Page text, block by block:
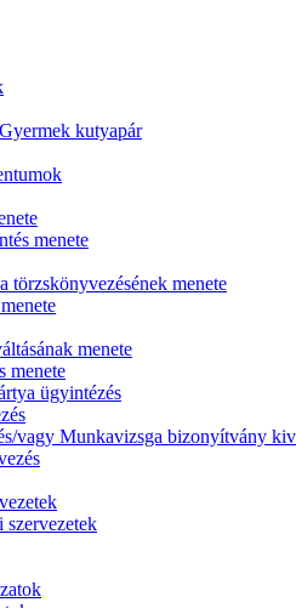
kutyapár
menete
törzskönyvezésének menete
menete
menete
ügyintézés
vagy Munkavizsga bizonyítvány
szervezetek